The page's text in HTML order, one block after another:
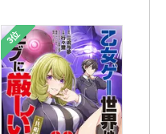
3位